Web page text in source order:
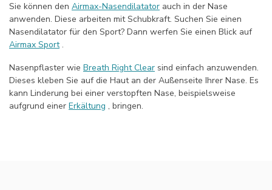
Sie können den Airmax-Nasendilatator auch in der Nase
anwenden. Diese arbeiten mit Schubkraft. Suchen Sie einen
Nasendilatator für den Sport? Dann werfen Sie einen Blick auf
Airmax Sport.
Nasenpflaster wie Breath Right Clear sind einfach anzuwenden.
Dieses kleben Sie auf die Haut an der Außenseite Ihrer Nase. Es
kann Linderung bei einer verstopften Nase, beispielsweise
aufgrund einer Erkältung , bringen.